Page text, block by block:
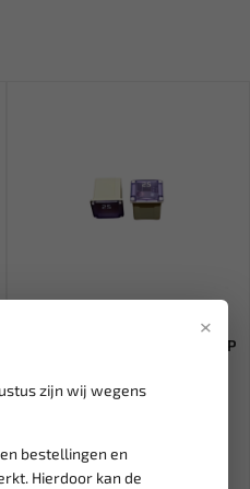
×
zijn wij wegens
bestellingen en
Hierdoor kan de
LB Tools Zekering type JAP-JLP